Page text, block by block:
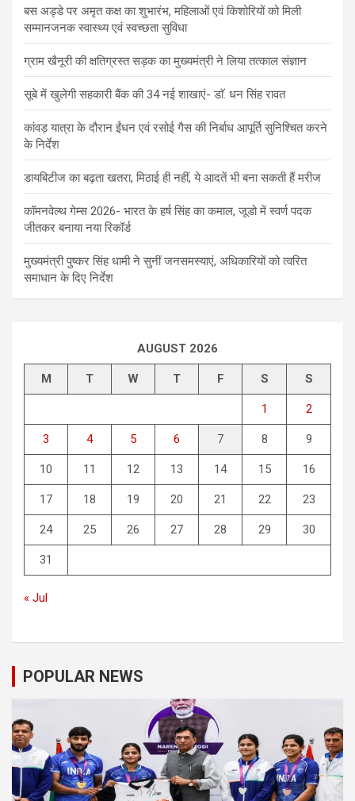
बस अड्डे पर अमृत कक्ष का शुभारंभ, महिलाओं एवं किशोरियों को मिली
सम्मानजनक स्वास्थ्य एवं स्वच्छता सुविधा
ग्राम खैनूरी की क्षतिग्रस्त सड़क का मुख्यमंत्री ने लिया तत्काल संज्ञान
सूबे में खुलेगी सहकारी बैंक की 34 नई शाखाएं- डाॅ. धन सिंह रावत
कांवड़ यात्रा के दौरान ईंधन एवं रसोई गैस की निर्बाध आपूर्ति सुनिश्चित करने
के निर्देश
डायबिटीज का बढ़ता खतरा, मिठाई ही नहीं, ये आदतें भी बना सकती हैं मरीज
कॉमनवेल्थ गेम्स 2026- भारत के हर्ष सिंह का कमाल, जूडो में स्वर्ण पदक
जीतकर बनाया नया रिकॉर्ड
मुख्यमंत्री पुष्कर सिंह धामी ने सुनीं जनसमस्याएं, अधिकारियों को त्वरित
समाधान के दिए निर्देश
AUGUST 2026
M T W T F S S
1 2
3 4 5 6 7 8 9
10 11 12 13 14 15 16
17 18 19 20 21 22 23
24 25 26 27 28 29 30
31
« Jul
POPULAR NEWS